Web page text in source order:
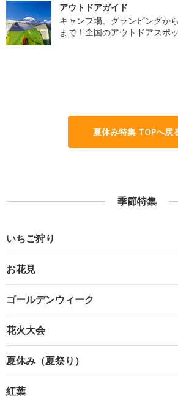
アウトドアガイド
キャンプ場、グランピングか
まで！全国のアウトドアスポ
夏休み特集 TOPへ戻
季節特集
いちご狩り
お花見
ゴールデンウィーク
花火大会
夏休み（夏祭り）
紅葉